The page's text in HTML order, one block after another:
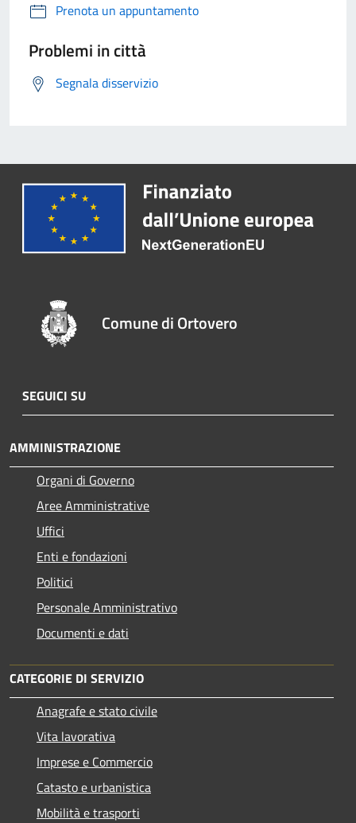
Prenota un appuntamento
Problemi in città
Segnala disservizio
Comune di Ortovero
SEGUICI SU
AMMINISTRAZIONE
Organi di Governo
Aree Amministrative
Uffici
Enti e fondazioni
Politici
Personale Amministrativo
Documenti e dati
CATEGORIE DI SERVIZIO
Anagrafe e stato civile
Vita lavorativa
Imprese e Commercio
Catasto e urbanistica
Mobilità e trasporti